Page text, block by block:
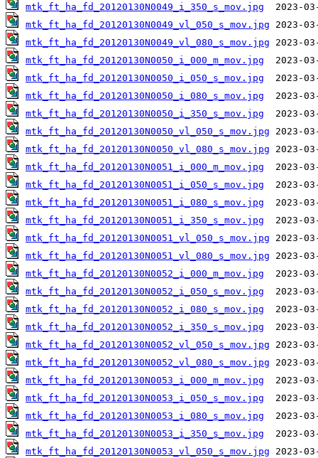
mtk_ft_ha_fd_20120130N0049_i_350_s_mov.jpg
mtk_ft_ha_fd_20120130N0049_vl_050_s_mov.jpg
mtk_ft_ha_fd_20120130N0049_vl_080_s_mov.jpg
mtk_ft_ha_fd_20120130N0050_i_000_m_mov.jpg
mtk_ft_ha_fd_20120130N0050_i_050_s_mov.jpg
mtk_ft_ha_fd_20120130N0050_i_080_s_mov.jpg
mtk_ft_ha_fd_20120130N0050_i_350_s_mov.jpg
mtk_ft_ha_fd_20120130N0050_vl_050_s_mov.jpg
mtk_ft_ha_fd_20120130N0050_vl_080_s_mov.jpg
mtk_ft_ha_fd_20120130N0051_i_000_m_mov.jpg
mtk_ft_ha_fd_20120130N0051_i_050_s_mov.jpg
mtk_ft_ha_fd_20120130N0051_i_080_s_mov.jpg
mtk_ft_ha_fd_20120130N0051_i_350_s_mov.jpg
mtk_ft_ha_fd_20120130N0051_vl_050_s_mov.jpg
mtk_ft_ha_fd_20120130N0051_vl_080_s_mov.jpg
mtk_ft_ha_fd_20120130N0052_i_000_m_mov.jpg
mtk_ft_ha_fd_20120130N0052_i_050_s_mov.jpg
mtk_ft_ha_fd_20120130N0052_i_080_s_mov.jpg
mtk_ft_ha_fd_20120130N0052_i_350_s_mov.jpg
mtk_ft_ha_fd_20120130N0052_vl_050_s_mov.jpg
mtk_ft_ha_fd_20120130N0052_vl_080_s_mov.jpg
mtk_ft_ha_fd_20120130N0053_i_000_m_mov.jpg
mtk_ft_ha_fd_20120130N0053_i_050_s_mov.jpg
mtk_ft_ha_fd_20120130N0053_i_080_s_mov.jpg
mtk_ft_ha_fd_20120130N0053_i_350_s_mov.jpg
mtk_ft_ha_fd_20120130N0053_vl_050_s_mov.jpg